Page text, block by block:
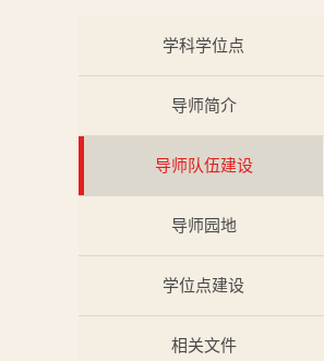
学科学位点
导师简介
导师队伍建设
导师园地
学位点建设
相关文件